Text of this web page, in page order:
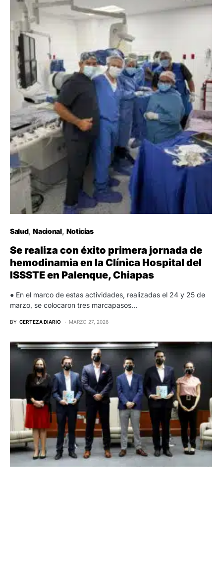
Salud Nacional Noticias
Se realiza con éxito primera jornada de
hemodinamia en la Clínica Hospital del
ISSSTE en Palenque, Chiapas
● En el marco de estas actividades, realizadas el 24 y 25 de
marzo, se colocaron tres marcapasos…
BY CERTEZA DIARIO MARZO 27, 2026